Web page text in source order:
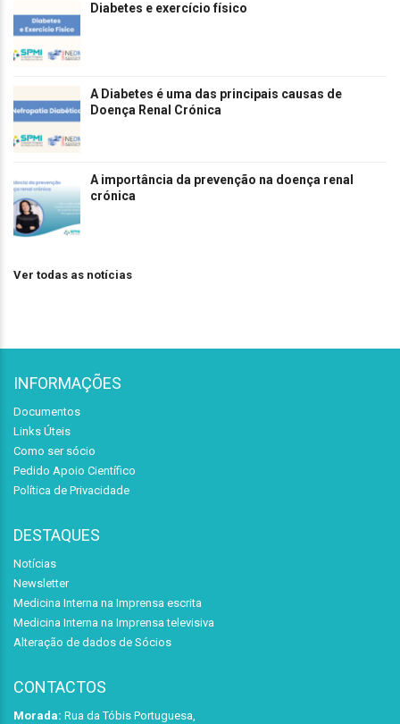
Diabetes e exercício físico
A Diabetes é uma das principais causas de
Doença Renal Crónica
A importância da prevenção na doença renal
crónica
Ver todas as notícias
INFORMAÇÕES
Documentos
Links Úteis
Como ser sócio
Pedido Apoio Científico
Política de Privacidade
DESTAQUES
Notícias
Newsletter
Medicina Interna na Imprensa escrita
Medicina Interna na Imprensa televisiva
Alteração de dados de Sócios
CONTACTOS
Morada: Rua da Tóbis Portuguesa,